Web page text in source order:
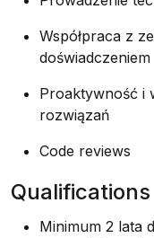
Współpraca z
doświadczeniem
Proaktywność i
rozwiązań
Code reviews
Qualifications
Minimum 2 lata